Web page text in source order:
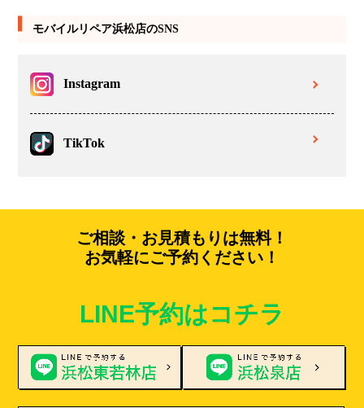
モバイルリペア浜松店のSNS
Instagram
TikTok
ご相談・お見積もりは無料！
お気軽にご予約ください！
LINE予約はコチラ